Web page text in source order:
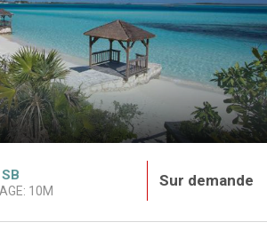
SB
10M
Sur demande